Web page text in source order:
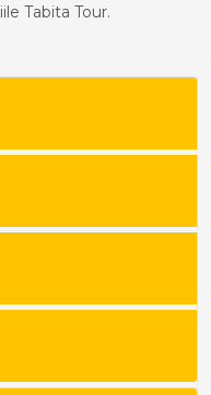
Tabita Tour.